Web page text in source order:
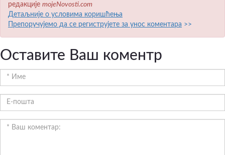
редакције mojeNovosti.com
Детаљније о условима коришћења
Препоручујемо да се региструјете за унос коментара >>
Оставите Ваш коментр